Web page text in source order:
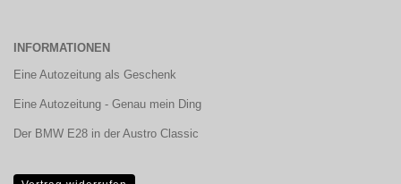
INFORMATIONEN
Eine Autozeitung als Geschenk
Eine Autozeitung - Genau mein Ding
Der BMW E28 in der Austro Classic